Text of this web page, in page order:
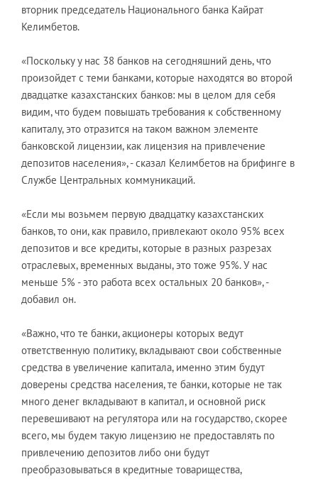
вторник председатель Национального банка Кайрат
Келимбетов.
«Поскольку у нас 38 банков на сегодняшний день, что
произойдет с теми банками, которые находятся во второй
двадцатке казахстанских банков: мы в целом для себя
видим, что будем повышать требования к собственному
капиталу, это отразится на таком важном элементе
банковской лицензии, как лицензия на привлечение
депозитов населения», - сказал Келимбетов на брифинге в
Службе Центральных коммуникаций.
«Если мы возьмем первую двадцатку казахстанских
банков, то они, как правило, привлекают около 95% всех
депозитов и все кредиты, которые в разных разрезах
отраслевых, временных выданы, это тоже 95%. У нас
меньше 5% - это работа всех остальных 20 банков», -
добавил он.
«Важно, что те банки, акционеры которых ведут
ответственную политику, вкладывают свои собственные
средства в увеличение капитала, именно этим будут
доверены средства населения, те банки, которые не так
много денег вкладывают в капитал, и основной риск
перевешивают на регулятора или на государство, скорее
всего, мы будем такую лицензию не предоставлять по
привлечению депозитов либо они будут
преобразовываться в кредитные товарищества,